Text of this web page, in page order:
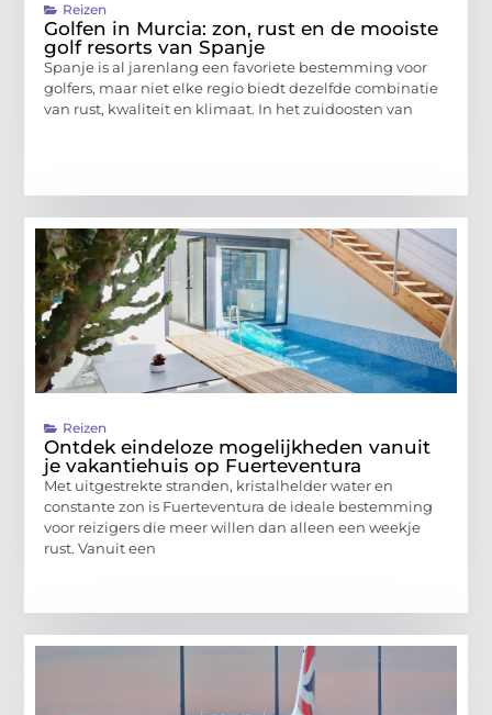
Reizen
Golfen in Murcia: zon, rust en de mooiste
golf resorts van Spanje
Spanje is al jarenlang een favoriete bestemming voor
golfers, maar niet elke regio biedt dezelfde combinatie
van rust, kwaliteit en klimaat. In het zuidoosten van
Reizen
Ontdek eindeloze mogelijkheden vanuit
je vakantiehuis op Fuerteventura
Met uitgestrekte stranden, kristalhelder water en
constante zon is Fuerteventura de ideale bestemming
voor reizigers die meer willen dan alleen een weekje
rust. Vanuit een